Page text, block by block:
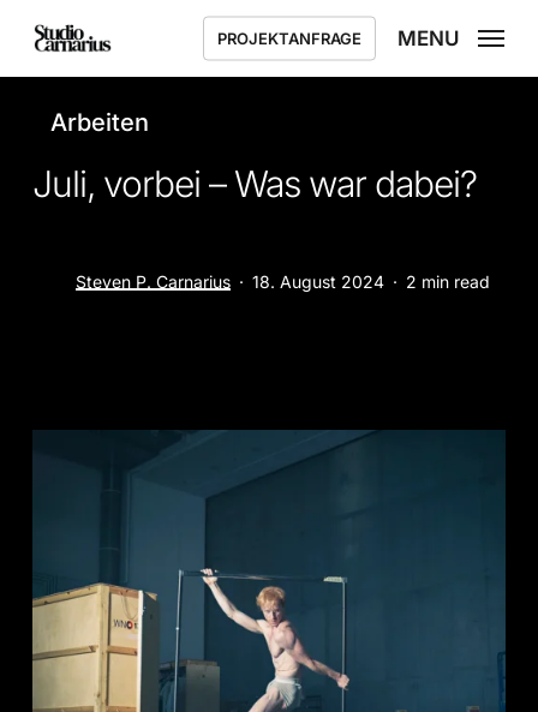
PROJEKTANFRAGE MENU
Arbeiten
Juli, vorbei – Was war dabei?
Steven P. Carnarius 18. August 2024 2 min read